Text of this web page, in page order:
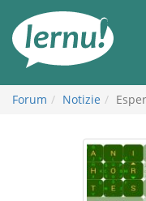
all’indice
Forum Notizie